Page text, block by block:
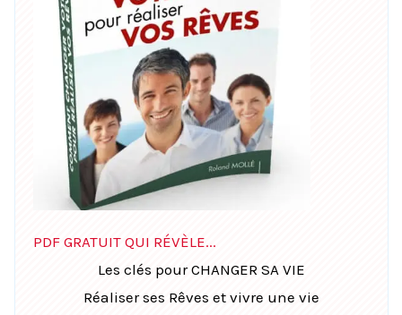
PDF GRATUIT QUI RÉVÈLE...
Les clés pour CHANGER SA VIE
Réaliser ses Rêves et vivre une vie